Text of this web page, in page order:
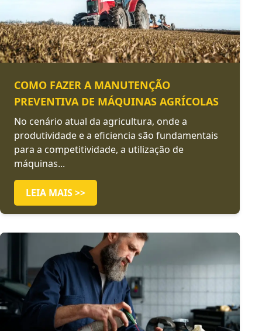
COMO FAZER A MANUTENÇÃO
PREVENTIVA DE MÁQUINAS AGRÍCOLAS
No cenário atual da agricultura, onde a
produtividade e a eficiencia são fundamentais
para a competitividade, a utilização de
máquinas...
LEIA MAIS >>